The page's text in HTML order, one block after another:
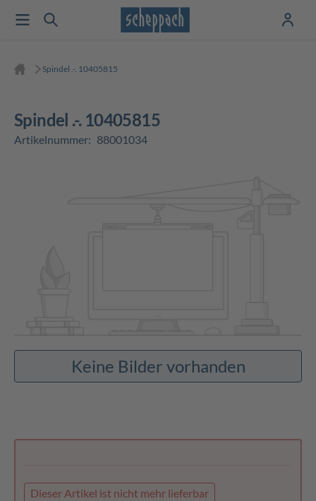
Spindel .-. 10405815
Spindel .-. 10405815
Artikelnummer: 88001034
Keine Bilder vorhanden
Dieser Artikel ist nicht mehr lieferbar